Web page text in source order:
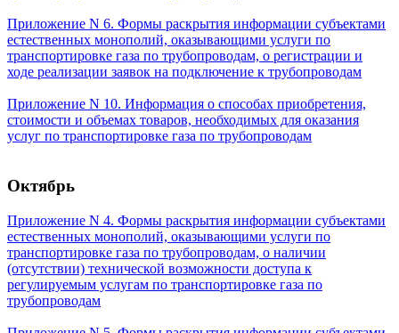
Приложение N 6. Формы раскрытия информации субъектами
естественных монополий, оказывающими услуги по
транспортировке газа по трубопроводам, о регистрации и
ходе реализации заявок на подключение к трубопроводам
Приложение N 10. Информация о способах приобретения,
стоимости и объемах товаров, необходимых для оказания
услуг по транспортировке газа по трубопроводам
Октябрь
Приложение N 4. Формы раскрытия информации субъектами
естественных монополий, оказывающими услуги по
транспортировке газа по трубопроводам, о наличии
(отсутствии) технической возможности доступа к
регулируемым услугам по транспортировке газа по
трубопроводам